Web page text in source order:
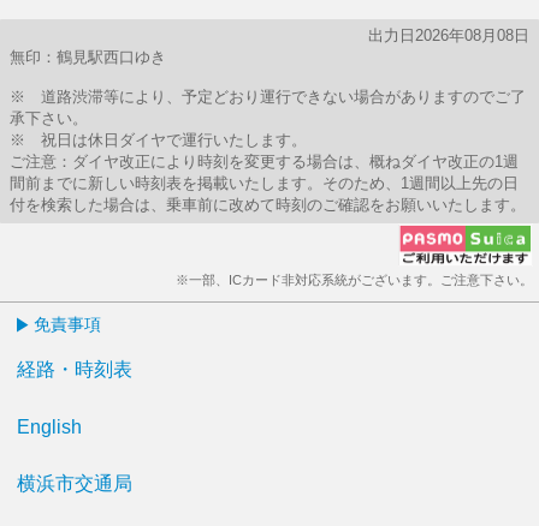
出力日2026年08月08日
無印：鶴見駅西口ゆき
※ 道路渋滞等により、予定どおり運行できない場合がありますのでご了
承下さい。
※ 祝日は休日ダイヤで運行いたします。
ご注意：ダイヤ改正により時刻を変更する場合は、概ねダイヤ改正の1週
間前までに新しい時刻表を掲載いたします。そのため、1週間以上先の日
付を検索した場合は、乗車前に改めて時刻のご確認をお願いいたします。
※一部、ICカード非対応系統がございます。ご注意下さい。
免責事項
経路・時刻表
English
横浜市交通局